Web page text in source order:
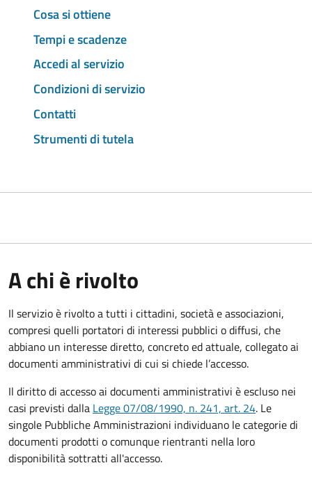
Cosa si ottiene
Tempi e scadenze
Accedi al servizio
Condizioni di servizio
Contatti
Strumenti di tutela
A chi è rivolto
Il servizio è rivolto a tutti i cittadini, società e associazioni,
compresi quelli portatori di interessi pubblici o diffusi, che
abbiano un interesse diretto, concreto ed attuale, collegato ai
documenti amministrativi di cui si chiede l’accesso.
Il diritto di accesso ai documenti amministrativi è escluso nei
casi previsti dalla Legge 07/08/1990, n. 241, art. 24. Le
singole Pubbliche Amministrazioni individuano le categorie di
documenti prodotti o comunque rientranti nella loro
disponibilità sottratti all'accesso.